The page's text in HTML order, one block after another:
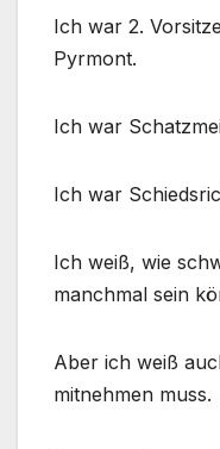
Ich war 2.
Pyrmont.
Ich war
Ich war
Ich weiß, wie
manchmal sein
Aber ich weiß
mitnehmen muss.